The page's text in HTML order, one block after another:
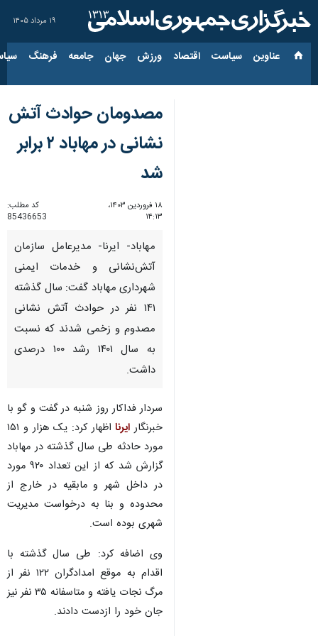
۱۹ مرداد ۱۴۰۵
عناوین‌ سیاست اقتصاد ورزش جهان جامعه فرهنگ
مصدومان حوادث آتش
نشانی در مهاباد ۲ برابر
شد
۱۸ فروردین ۱۴۰۳،
۱۴:۱۳
کد مطلب:
85436653
مهاباد- ایرنا- مدیرعامل سازمان
آتش‌نشانی و خدمات ایمنی
شهرداری مهاباد گفت: سال گذشته
۱۴۱ نفر در حوادث آتش نشانی
مصدوم و زخمی شدند که نسبت
به سال ۱۴۰۱ رشد ۱۰۰ درصدی
داشت.
سردار فداکار روز شنبه در گفت و گو با
خبرنگار ایرنا
اظهار کرد: یک هزار و ۱۵۱
مورد حادثه طی سال گذشته در مهاباد
گزارش شد که از این تعداد ۹۲۰ مورد
در داخل شهر و مابقیه در خارج از
محدوده و بنا به درخواست مدیریت
شهری بوده است.
وی اضافه کرد: طی سال گذشته با
اقدام به موقع امدادگران ۱۲۲ نفر از
مرگ نجات یافته و متاسفانه ۳۵ نفر نیز
جان خود را ازدست دادند.